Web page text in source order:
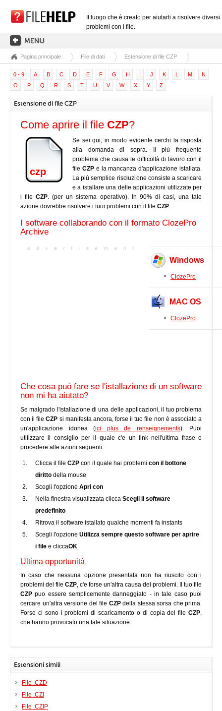
Il luogo che è creato per aiutarti a risolvere diversi
problemi con i file.
PAGINA PRINCIPALE
CATEGORIE DELLE ESTENSIONI
CATEGORIE DEI DRIVER
FILE DLL
CONVERSIONI DI FILE
SOFTWARE
Pagina principale File di dati Estensione di file CZP
0 - 9 A B C D E F G H I J K L M
N
O
P Q R S T U V W X Y Z
Estensione di file CZP
Come aprire il file CZP?
czp
Se sei qui, in modo evidente cerchi la risposta
alla domanda di sopra. Il più frequente
problema che causa le difficoltà di lavoro con il
file CZPe la mancanza d'applicazione istallata.
La più semplice risoluzione consiste a scaricare
e a istallare una delle applicazioni utilizzate per
i fileCZP. (per un sistema operativo). In 90% di casi, una tale
azione dovrebbe risolvere i tuoi problemi con il file CZP.
I software collaborando con il formato ClozePro
Archive
Windows
ClozePro
MAC OS
ClozePro
Che cosa può fare se l'istallazione di un software
non mi ha aiutato?
Se malgrado l'istallazione di una delle applicazioni, il tuo problema
con il fileCZP si manifesta ancora, forse il tuo file non è associato a
un'applicazione idonea (ici plus de renseignements). Puoi
utilizzare il consiglio per il quale c'e un link nell'ultima frase o
procedere alle azioni seguenti:
Clicca il file CZP con il quale hai problemi con il bottone
diritto della mouse
Scegli l'opzione Apri con
Nella finestra visualizzata clicca Scegli il software
predefinito
Ritrova il software istallato qualche momenti fa instants
Scegli l'opzione Utilizza sempre questo software per aprire
i file e cliccaOK
Ultima opportunità
In caso che nessuna opzione presentata non ha riuscito con i
problemi del file CZP, c'e forse un'altra causa dei problemi. Il tuo file
CZP puo essere semplicemente danneggiato - in tale caso puoi
cercare un'altra versione del file CZPdella stessa sorsa che prima.
Forse ci sono i problemi di scaricamento o di copia del file CZP,
che hanno provocato una tale situazione.
Estensioni simili
File .CZD
File .CZI
File .CZIP